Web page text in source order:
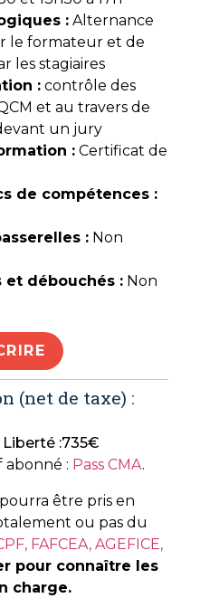
: Alternance
le formateur et de
les stagiaires
on : contrôle des
et au travers de
un jury
: Certificat de
de compétences :
: Non
et débouchés : Non
(net de taxe) :
:735€
abonné : Pass CMA.
être pris en
ou pas du
FAFCEA, AGEFICE,
pour connaître les
charge.